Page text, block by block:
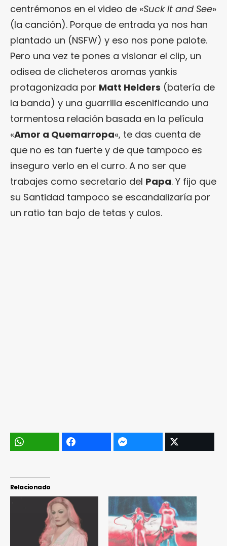
centrémonos en el video de «Suck It and See»
(la canción). Porque de entrada ya nos han
plantado un (NSFW) y eso nos pone palote.
Pero una vez te pones a visionar el clip, un
odisea de clicheteros aromas yankis
protagonizada por Matt Helders (batería de
la banda) y una guarrilla escenificando una
tormentosa relación basada en la película
«Amor a Quemarropa«, te das cuenta de
que no es tan fuerte y de que tampoco es
inseguro verlo en el curro. A no ser que
trabajes como secretario del Papa. Y fijo que
su Santidad tampoco se escandalizaría por
un ratio tan bajo de tetas y culos.
Relacionado